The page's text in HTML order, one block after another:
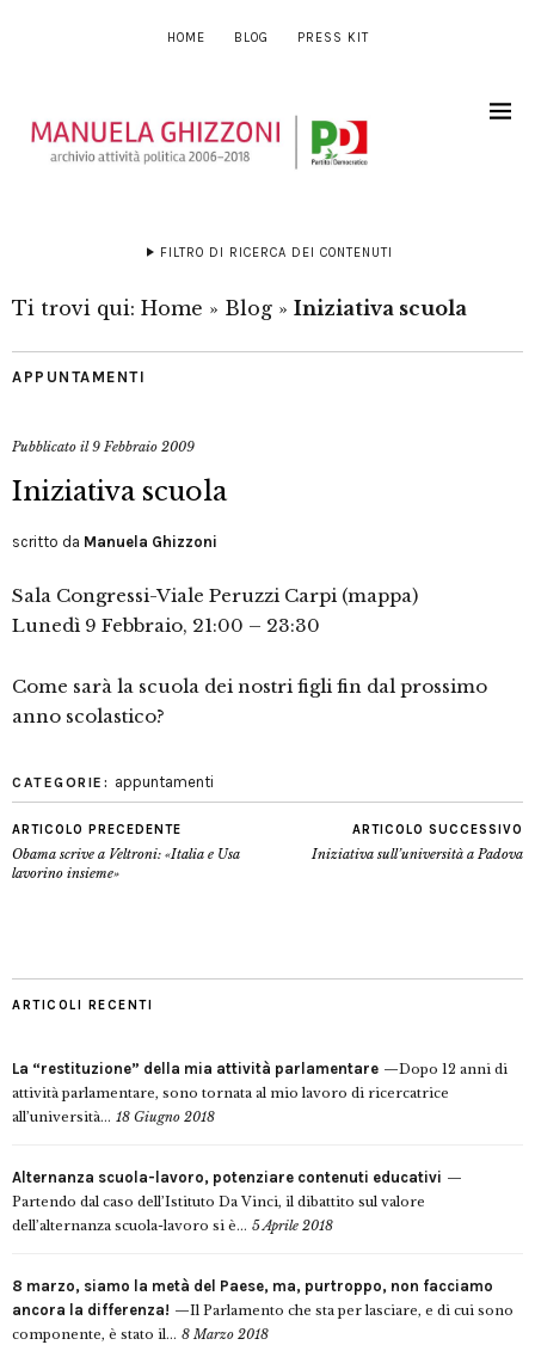
HOME BLOG PRESS KIT
FILTRO DI RICERCA DEI CONTENUTI
Ti trovi qui: Home » Blog » Iniziativa scuola
APPUNTAMENTI
Pubblicato il9 Febbraio 2009
Iniziativa scuola
scritto da Manuela Ghizzoni
Sala Congressi-Viale Peruzzi Carpi (mappa)
Lunedì 9 Febbraio, 21:00 – 23:30
Come sarà la scuola dei nostri figli fin dal prossimo
anno scolastico?
CATEGORIE: appuntamenti
ARTICOLO PRECEDENTE
Obama scrive a Veltroni: «Italia e Usa
lavorino insieme»
ARTICOLO SUCCESSIVO
Iniziativa sull’università a Padova
ARTICOLI RECENTI
La “restituzione” della mia attività parlamentare
Dopo 12 anni di
attività parlamentare, sono tornata al mio lavoro di ricercatrice
all’università... 18 Giugno 2018
Alternanza scuola-lavoro, potenziare contenuti educativi
Partendo dal caso dell’Istituto Da Vinci, il dibattito sul valore
dell’alternanza scuola-lavoro si è... 5 Aprile 2018
8 marzo, siamo la metà del Paese, ma, purtroppo, non facciamo
ancora la differenza!
Il Parlamento che sta per lasciare, e di cui sono
componente, è stato il... 8 Marzo 2018